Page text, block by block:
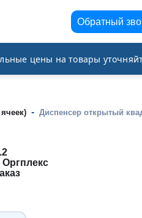
Обратный
цены на товары
- Диспенсер открытый
Оргплекс